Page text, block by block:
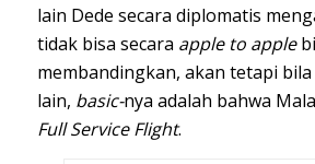
lain Dede secara diplomatis
tidak bisa secara apple to apple
membandingkan, akan tetapi
lain, basic-nya adalah bahwa
Full Service Flight.